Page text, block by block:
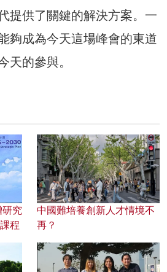
提供了關鍵的解決方案。一
夠成為今天這場峰會的東道
天的參與。
研究
程
中國難培養創新人才情境不
再？